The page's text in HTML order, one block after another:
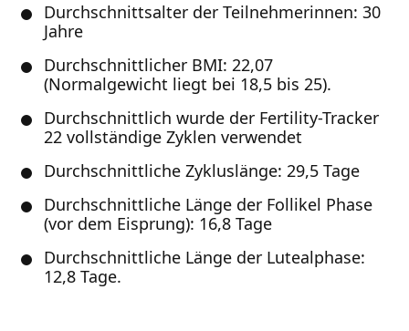
Durchschnittsalter der Teilnehmerinnen: 30
Jahre
Durchschnittlicher BMI: 22,07
(Normalgewicht liegt bei 18,5 bis 25).
Durchschnittlich wurde der Fertility-Tracker
22 vollständige Zyklen verwendet
Durchschnittliche Zykluslänge: 29,5 Tage
Durchschnittliche Länge der Follikel Phase
(vor dem Eisprung): 16,8 Tage
Durchschnittliche Länge der Lutealphase:
12,8 Tage.